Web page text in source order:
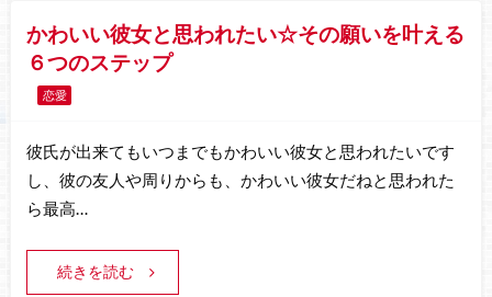
かわいい彼女と思われたい☆その願いを叶える
６つのステップ
恋愛
彼氏が出来てもいつまでもかわいい彼女と思われたいです
し、彼の友人や周りからも、かわいい彼女だねと思われた
ら最高…
続きを読む